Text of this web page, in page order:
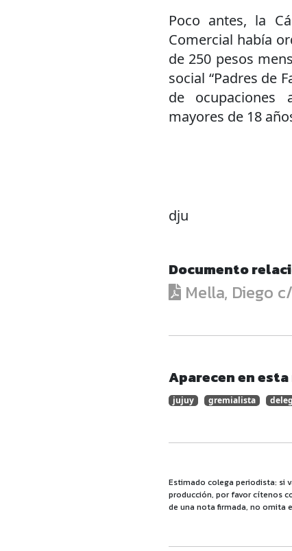
Poco antes, la
Comercial había
de 250 pesos
social “Padres de
de ocupaciones
mayores de 18
dju
Documento
Mella, Diego
Aparecen en
jujuy gremialista
Estimado colega periodista: si
producción, por favor cítenos
de una nota firmada, no omita